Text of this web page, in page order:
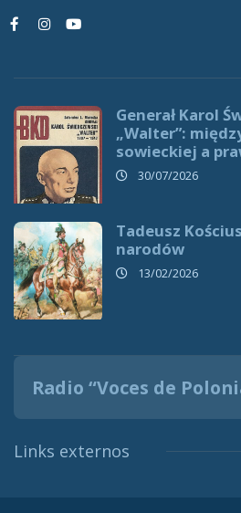
Generał Karol
„Walter”:
sowieckiej a
30/07/2026
Tadeusz
narodów
13/02/2026
Radio “Voces de
Links externos